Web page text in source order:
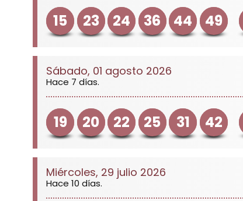
15 23 24 36 44 49
Sábado, 01 agosto 2026
Hace 7 días.
19 20 22 25 31 42
Miércoles, 29 julio 2026
Hace 10 días.